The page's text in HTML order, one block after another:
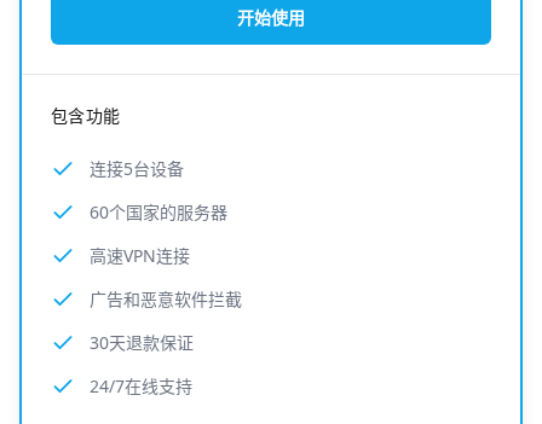
开始使用
包含功能
连接5台设备
60个国家的服务器
高速VPN连接
广告和恶意软件拦截
30天退款保证
24/7在线支持